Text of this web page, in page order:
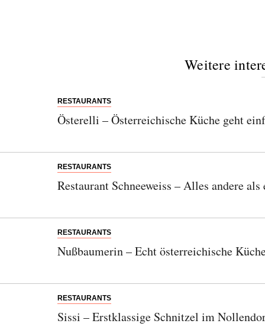
Weitere
RESTAURANTS
Österelli – Österreichische Küche geht
RESTAURANTS
Restaurant Schneeweiss – Alles andere
RESTAURANTS
Nußbaumerin – Echt österreichische
RESTAURANTS
Sissi – Erstklassige Schnitzel im